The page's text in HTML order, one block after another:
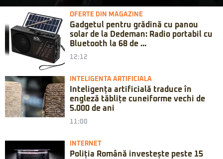
OFERTE DIN MAGAZINE
Gadgetul pentru grădină cu panou
solar de la Dedeman: Radio portabil cu
Bluetooth la 68 de ...
12:12
INTELIGENTA ARTIFICIALA
Inteligența artificială traduce în
engleză tăblițe cuneiforme vechi de
5.000 de ani
11:00
INTERNET
Poliția Română investește peste 15